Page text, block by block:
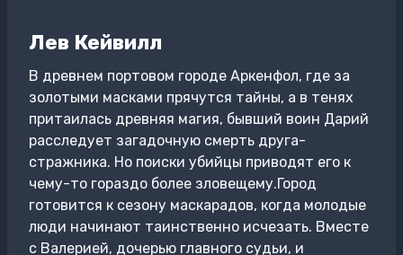
Лев Кейвилл
В древнем портовом городе Аркенфол, где за
золотыми масками прячутся тайны, а в тенях
притаилась древняя магия, бывший воин Дарий
расследует загадочную смерть друга-
стражника. Но поиски убийцы приводят его к
чему-то гораздо более зловещему.Город
готовится к сезону маскарадов, когда молодые
люди начинают таинственно исчезать. Вместе
с Валерией, дочерью главного судьи, и